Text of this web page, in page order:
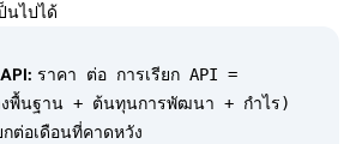
นไปได้
ราคา ต่อ การเรียก API =
งพื้นฐาน + ต้นทุนการพัฒนา + กำไร)
ต่อเดือนที่คาดหวัง